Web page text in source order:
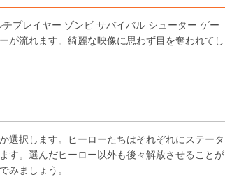
プレイヤー ゾンビ サバイバル シューター ゲー
が流れます。綺麗な映像に思わず目を奪われてし
選択します。ヒーローたちはそれぞれにステータ
す。選んだヒーロー以外も後々解放させることが
みましょう。